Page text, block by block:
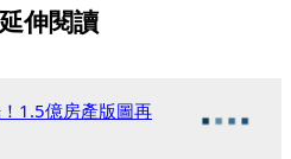
延伸閱讀
1.5億房產版圖再